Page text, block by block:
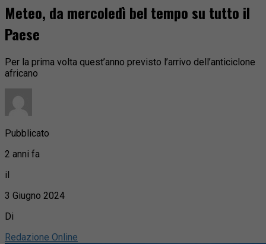
Meteo, da mercoledì bel tempo su tutto il
Paese
Per la prima volta quest’anno previsto l’arrivo dell’anticiclone
africano
Pubblicato
2 anni fa
il
3 Giugno 2024
Di
Redazione Online